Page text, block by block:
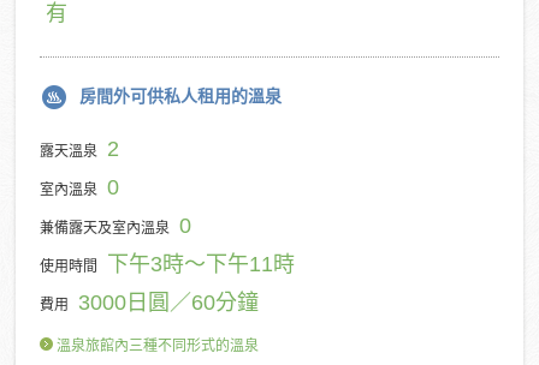
有
房間外可供私人租用的溫泉
露天溫泉 2
室內溫泉 0
兼備露天及室內溫泉 0
使用時間 下午3時～下午11時
費用 3000日圓／60分鐘
溫泉旅館內三種不同形式的溫泉